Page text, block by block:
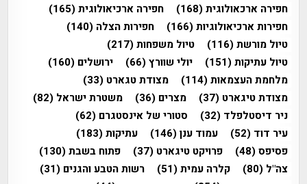
חפירה ארכאולוגית(168) חפירה ארכיאולוגית(165)
חפירות ארכיאולוגיות(166) חפירות הצלה (140)
טיול מורשת(116) טיול משפחות(217)
טיול עתיקות(151) יולי שוורץ(66) ירושלים (160)
מלחמת העצמאות(114) מצודת טגארט (33)
מצודת טיגארט (37) מצרים (36) משטרת ישראל (82)
ניר דיסטלפלד (32) סטורי של אינסטגרם (62)
עיר דוד (52) עמוד ענן(146) עתיקות(183)
פסיפס(48) פרויקט טיגארט (37) פתוח בשבת(130)
צה"ל (80) קלרה עמית(51) רשות הטבע והגנים (31)